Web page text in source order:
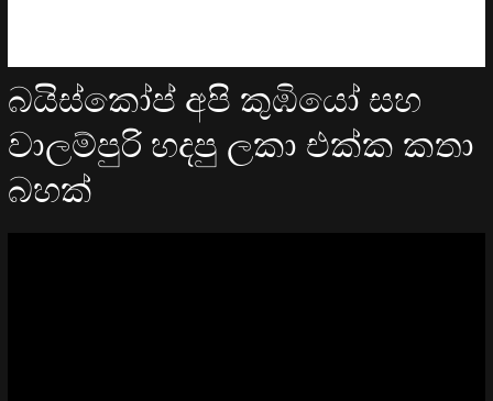
බයිස්කෝප් අපි කුඹියෝ සහ
වාලම්පුරි හදපු ලකා එක්ක කතා
බහක්